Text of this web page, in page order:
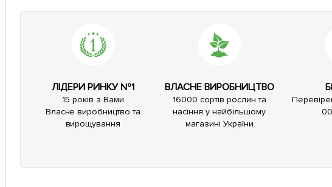
ЛІДЕРИ РИНКУ №1
15 років з Вами
Власне виробництво та
вирощування
ВЛАСНЕ ВИРОБНИЦТВО
16000 сортів рослин та
насіння у найбільшому
магазині України